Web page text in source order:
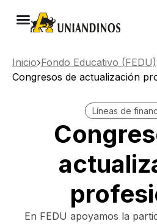
Inicio Fondo Educativo (FEDU)
Congresos de actualización
Líneas de
En FEDU apoyamos la